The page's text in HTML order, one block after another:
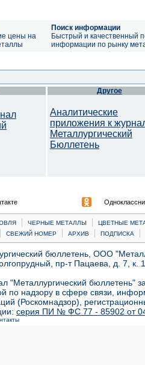
цены на
Поиск информации
Быстрый и качественный
информации по рынку
Другое
Аналитические
приложения к
Металлургический
Бюллетень
| ЧЕРНЫЕ МЕТАЛЛЫ |
ЦВЕТНЫЕ
| СВЕЖИЙ НОМЕР | АРХИВ | ПОДПИСКА |
бюллетень, ООО
пр-т Пацаева, д. 7,
"Металлургический бюллетень"
по надзору в сфере связи,
(Роскомнадзор),
серия ПИ № ФС 77 - 85902 от 04